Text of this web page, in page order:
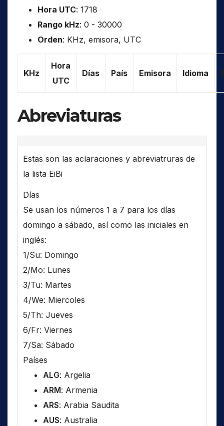
Hora UTC: 1718
Rango kHz: 0 - 30000
Orden: KHz, emisora, UTC
KHz
Hora
UTC
Días País Emisora Idioma
Abreviaturas
Estas son las aclaraciones y abreviatruras de
la lista EiBi
Días
Se usan los números 1 a 7 para los días
domingo a sábado, así como las iniciales en
inglés:
1/Su: Domingo
2/Mo: Lunes
3/Tu: Martes
4/We: Miercoles
5/Th: Jueves
6/Fr: Viernes
7/Sa: Sábado
Países
ALG: Argelia
ARM: Armenia
ARS: Arabia Saudita
AUS: Australia